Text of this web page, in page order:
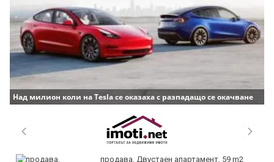
Над милион коли на Tesla се оказаха с разпадащо се окачване
продава, Двустаен апартамент, 59 m2